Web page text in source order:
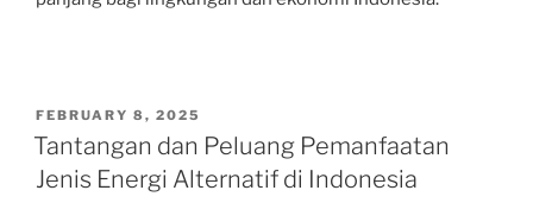
POSTED
ON
FEBRUARY 8, 2025
Tantangan dan Peluang Pemanfaatan
Jenis Energi Alternatif di Indonesia